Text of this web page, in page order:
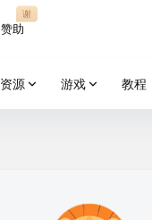
赞助
谢
资源 游戏 教程